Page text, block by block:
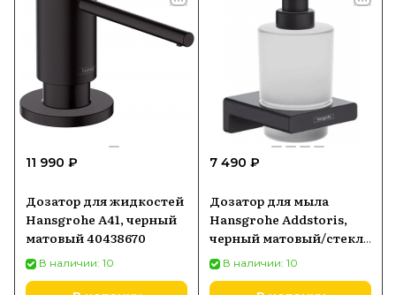
11 990 ₽
Дозатор для жидкостей
Hansgrohe A41, черный
матовый 40438670
В наличии: 10
7 490 ₽
Дозатор для мыла
Hansgrohe Addstoris,
черный матовый/стекло
41745670
В наличии: 10